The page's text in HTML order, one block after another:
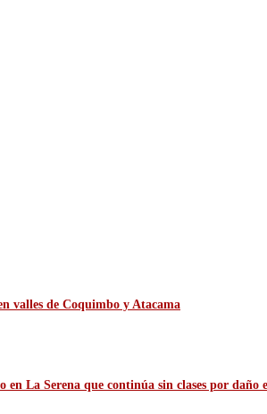
valles de Coquimbo y Atacama
La Serena que continúa sin clases por daño